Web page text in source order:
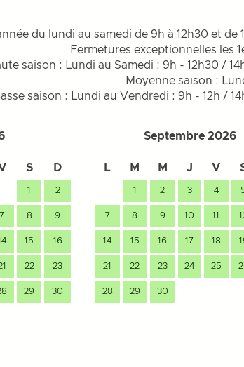
du lundi au samedi de 9h à 12h30 et de
Fermetures exceptionnelles les
saison : Lundi au Samedi : 9h - 12h30 /
Moyenne saison :
saison : Lundi au Vendredi : 9h - 12h /
S D
1 2
7 8 9
15 16
22 23
29 30
Septembre 2026
L M M J V
1 2 3 4
7 8 9 10 11
14 15 16 17 18
21 22 23 24 25
28 29 30